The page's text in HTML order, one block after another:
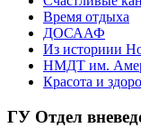
Время отдыха
ДОСААФ
Из историии
НМДТ им.
Красота и
ГУ Отдел